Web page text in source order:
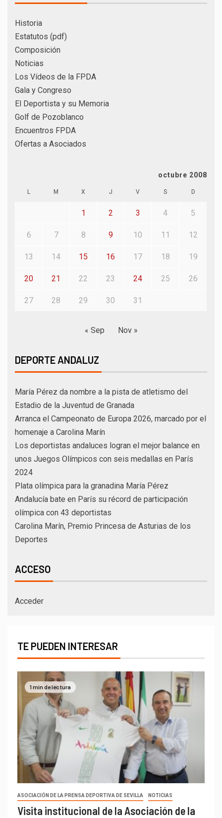
Historia
Estatutos (pdf)
Composición
Noticias
Los Vídeos de la FPDA
Gala y Congreso
El Deportista y su Memoria
Golf de Pozoblanco
Encuentros FPDA
Ofertas a Asociados
octubre 2008
L M X J V S D
1 2 3 4 5
6 7 8 9 10 11 12
13 14 15 16 17 18 19
20 21 22 23 24 25 26
27 28 29 30 31
« Sep Nov »
DEPORTE ANDALUZ
María Pérez da nombre a la pista de atletismo del
Estadio de la Juventud de Granada
Arranca el Campeonato de Europa 2026, marcado por el
homenaje a Carolina Marín
Los deportistas andaluces logran el mejor balance en
unos Juegos Olímpicos con seis medallas en París
2024
Plata olímpica para la granadina María Pérez
Andalucía bate en París su récord de participación
olímpica con 43 deportistas
Carolina Marín, Premio Princesa de Asturias de los
Deportes
ACCESO
Acceder
TE PUEDEN INTERESAR
1 min de lectura
ASOCIACIÓN DE LA PRENSA DEPORTIVA DE SEVILLA NOTICIAS
Visita institucional de la Asociación de la